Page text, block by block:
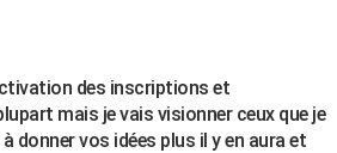
des inscriptions et
mais je vais visionner ceux que je
vos idées plus il y en aura et